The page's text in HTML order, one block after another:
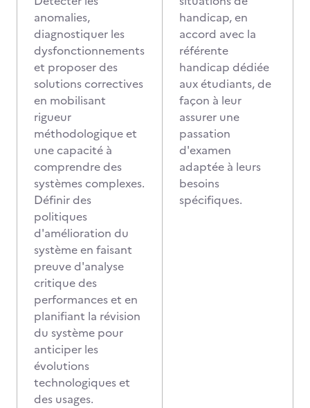
anomalies,
diagnostiquer les
dysfonctionnements
et proposer des
solutions correctives
en mobilisant
rigueur
méthodologique et
une capacité à
comprendre des
systèmes complexes.
Définir des
politiques
d'amélioration du
système en faisant
preuve d'analyse
critique des
performances et en
planifiant la révision
du système pour
anticiper les
évolutions
technologiques et
des usages.
handicap, en
accord avec la
référente
handicap dédiée
aux étudiants, de
façon à leur
assurer une
passation
d'examen
adaptée à leurs
besoins
spécifiques.